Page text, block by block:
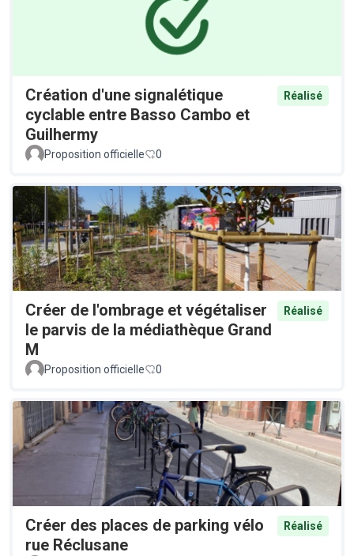
Création d'une signalétique
cyclable entre Basso Cambo et
Guilhermy
Réalisé
Proposition officielle 0
Créer de l'ombrage et végétaliser
le parvis de la médiathèque Grand
M
Réalisé
Proposition officielle 0
Créer des places de parking vélo
rue Réclusane
Réalisé